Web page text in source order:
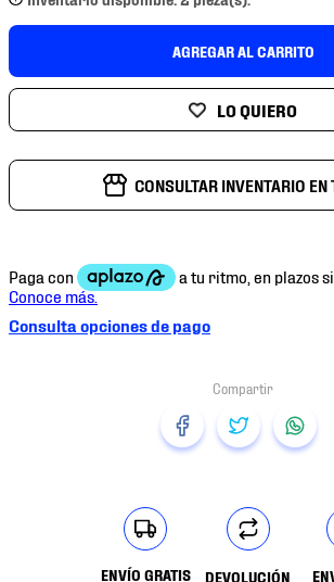
AGREGAR AL CARRITO
CONSULTAR INVENTARIO EN
Consulta opciones de pago
ENVÍO GRATIS
DEVOLUCIÓN
7.
chivas
9.
tenis niño